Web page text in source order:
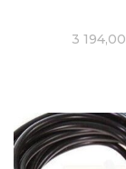
3 194,00